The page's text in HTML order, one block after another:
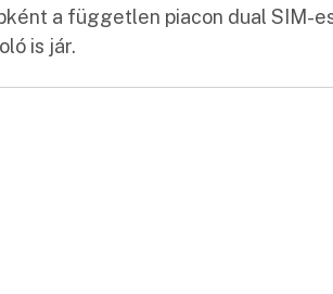
a független piacon dual SIM-
is jár.